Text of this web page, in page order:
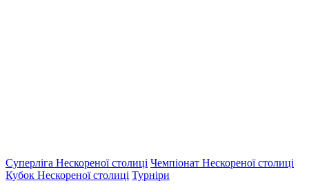
Суперліга Нескореної столиці Чемпіонат Нескореної столиці
Кубок Нескореної столиці Турніри